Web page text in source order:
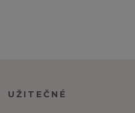
UŽITEČNÉ